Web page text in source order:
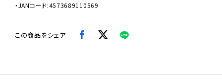
・JANコード:4573689110569
この商品をシェア